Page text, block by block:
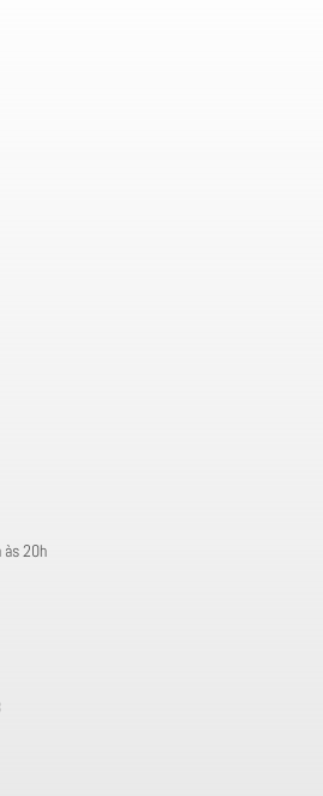
às 20h